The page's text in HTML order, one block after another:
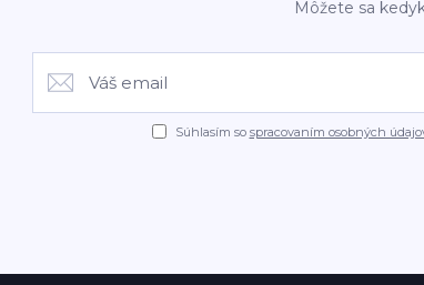
Môžete sa
Súhlasím so spracovaním osobných